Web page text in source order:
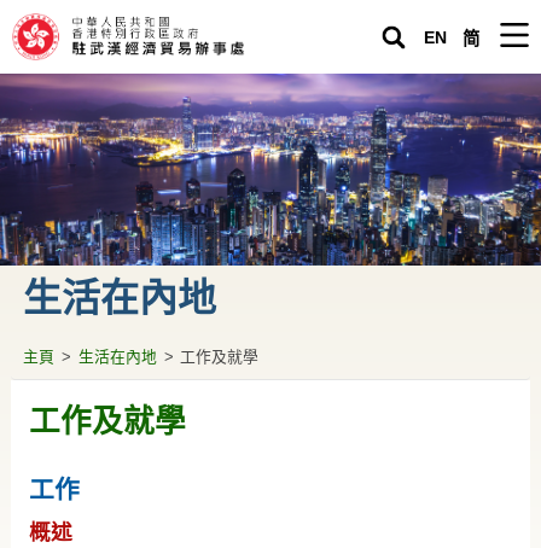
EN 简
主頁
駐武漢經濟貿易辦事處
緊急求助
關於香港
生活在內地
營商投資在內地
專題資料
生活在內地
主頁 > 生活在內地 > 工作及就學
工作及就學
工作
概述